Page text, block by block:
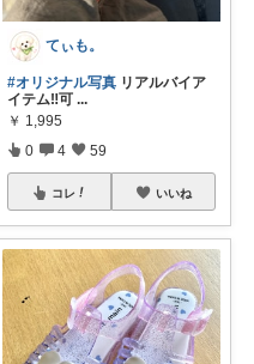
てぃも。
#オリジナル写真 リアルバイア
イテム‼️可 ...
￥ 1,995
0 4 59
コレ いいね